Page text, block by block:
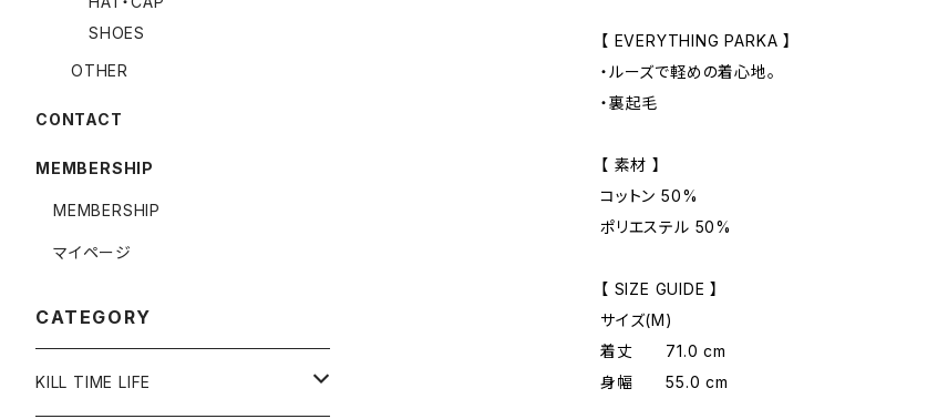
【 EVERYTHING PARKA 】
・ルーズで軽めの着心地。
・裏起毛
【 素材 】
コットン 50%
ポリエステル 50%
【 SIZE GUIDE 】
サイズ(M)
着丈 71.0 cm
身幅 55.0 cm
SHOES
OTHER
CONTACT
MEMBERSHIP
MEMBERSHIP
マイページ
CATEGORY
KILL TIME LIFE